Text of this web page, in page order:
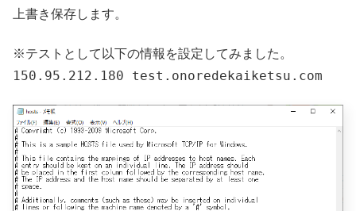
上書き保存します。
※テストとして以下の情報を設定してみました。
150.95.212.180 test.onoredekaiketsu.com